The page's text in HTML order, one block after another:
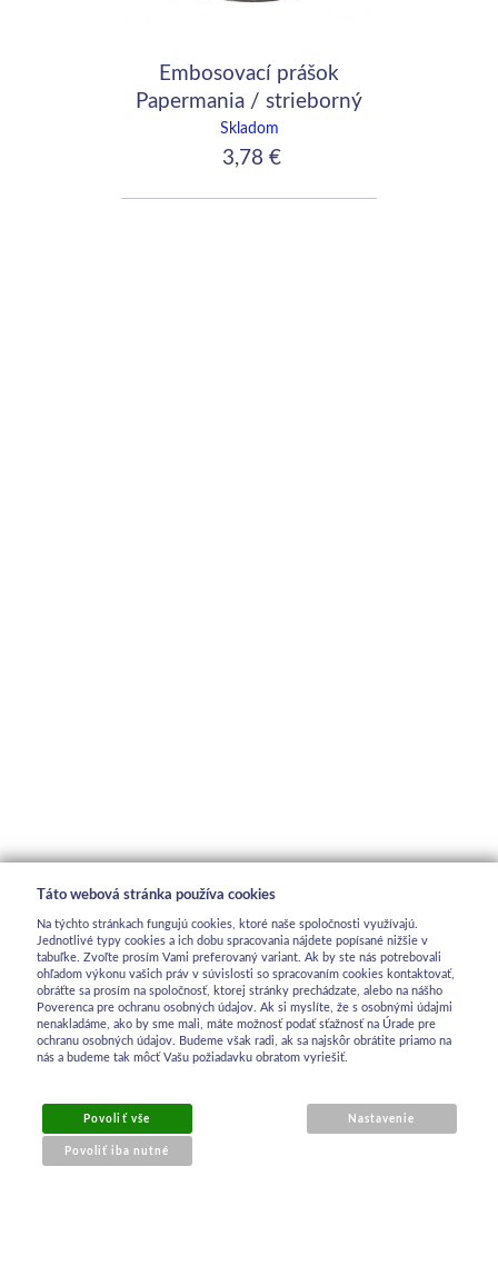
Embosovací prášok
Papermania / strieborný
Skladom
3,78 €
OBCHODNÉ INFORMÁCIE
Obchodné podmienky
Táto webová stránka používa cookies
Na týchto stránkach fungujú cookies, ktoré naše spoločnosti využívajú.
Jednotlivé typy cookies a ich dobu spracovania nájdete popísané nižšie v
tabuľke. Zvoľte prosím Vami preferovaný variant. Ak by ste nás potrebovali
ohľadom výkonu vašich práv v súvislosti so spracovaním cookies kontaktovať,
obráťte sa prosím na spoločnosť, ktorej stránky prechádzate, alebo na nášho
Poverenca pre ochranu osobných údajov. Ak si myslíte, že s osobnými údajmi
nenakladáme, ako by sme mali, máte možnosť podať sťažnosť na Úrade pre
ochranu osobných údajov. Budeme však radi, ak sa najskôr obrátite priamo na
nás a budeme tak môcť Vašu požiadavku obratom vyriešiť.
Povoliť vše
Povoliť iba nutné
Nastavenie